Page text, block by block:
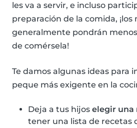
les va a servir, e incluso
preparación de la comida, ¡los
generalmente pondrán
de comérsela!
Te damos algunas ideas para
peque más exigente en la
Deja a tus hijos elegir una
tener una lista de recetas